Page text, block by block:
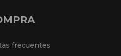
frecuentes